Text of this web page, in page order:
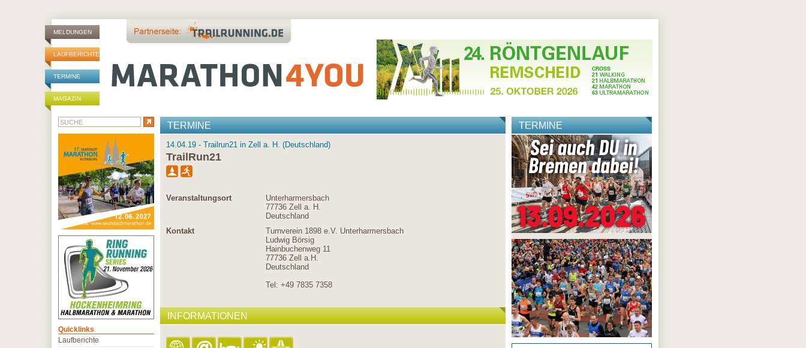
MELDUNGEN
LAUFBERICHTE
TERMINE
MAGAZIN
TERMINE
14.04.19 - Trailrun21 in Zell a. H. (Deutschland)
TrailRun21
Veranstaltungsort
Unterharmersbach
77736 Zell a. H.
Deutschland
Kontakt
Turnverein 1898 e.V. Unterharmersbach
Ludwig Börsig
Hainbuchenweg 11
77736 Zell a.H.
Deutschland
Tel: +49 7835 7358
INFORMATIONEN
TERMINE
Quicklinks
Laufberichte